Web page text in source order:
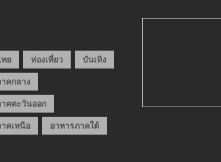
ย ท่องเที่ยว บันเทิง
คกลาง
คตะวันออก
คเหนือ อาหารภาคใต้